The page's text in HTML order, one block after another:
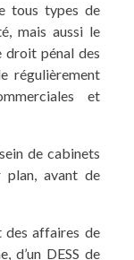
tous types de
mais aussi le
pénal des
régulièrement
et
de cabinets
plan, avant de
affaires de
d’un DESS de